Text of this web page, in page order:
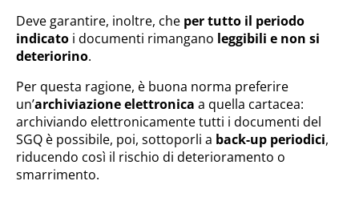
Deve garantire, inoltre, che per tutto il periodo
indicato i documenti rimangano leggibili e non si
deteriorino.
Per questa ragione, è buona norma preferire
un’archiviazione elettronica a quella cartacea:
archiviando elettronicamente tutti i documenti del
SGQ è possibile, poi, sottoporli a back-up periodici,
riducendo così il rischio di deterioramento o
smarrimento.